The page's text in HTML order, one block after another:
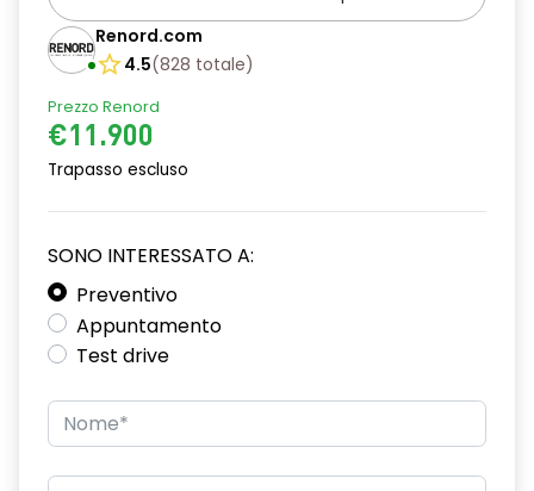
Renord.com
4.5(828 totale)
Prezzo Renord
€11.900
Trapasso escluso
SONO INTERESSATO A:
Preventivo
Appuntamento
Test drive